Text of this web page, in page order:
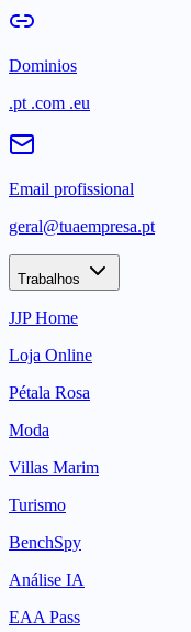
Dominios
.pt .com .eu
Email profissional
geral@tuaempresa.pt
Trabalhos
JJP Home
Loja Online
Pétala Rosa
Moda
Villas Marim
Turismo
BenchSpy
Análise IA
EAA Pass